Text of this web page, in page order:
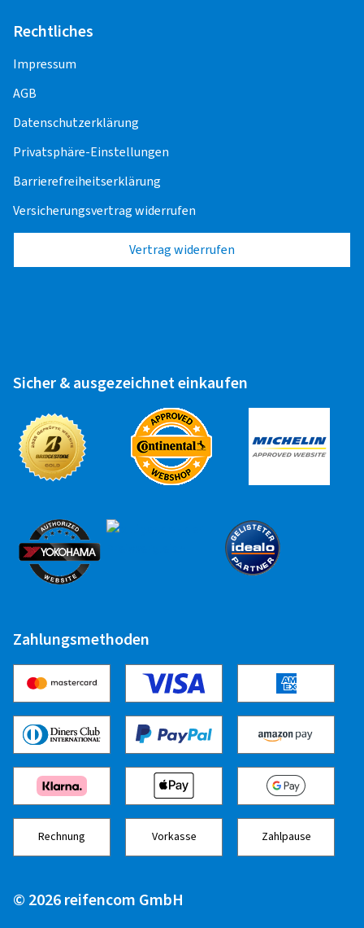
Stahlfelge 16" - 18"
Zuletzt aktualisiert am 06.07.2023
Rechtliches
Impressum
AGB
Datenschutzerklärung
Privatsphäre-Einstellungen
Barrierefreiheitserklärung
Versicherungsvertrag widerrufen
Vertrag widerrufen
Sicher & ausgezeichnet einkaufen
Zahlungsmethoden
Rechnung Vorkasse Zahlpause
© 2026 reifencom GmbH